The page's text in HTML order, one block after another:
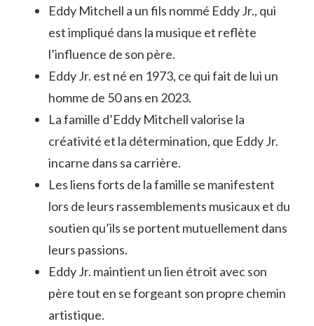
Eddy Mitchell a un fils nommé Eddy Jr., qui
est impliqué dans la musique et reflète
l’influence de son père.
Eddy Jr. est né en 1973, ce qui fait de lui un
homme de 50 ans en 2023.
La famille d’Eddy Mitchell valorise la
créativité et la détermination, que Eddy Jr.
incarne dans sa carrière.
Les liens forts de la famille se manifestent
lors de leurs rassemblements musicaux et du
soutien qu’ils se portent mutuellement dans
leurs passions.
Eddy Jr. maintient un lien étroit avec son
père tout en se forgeant son propre chemin
artistique.